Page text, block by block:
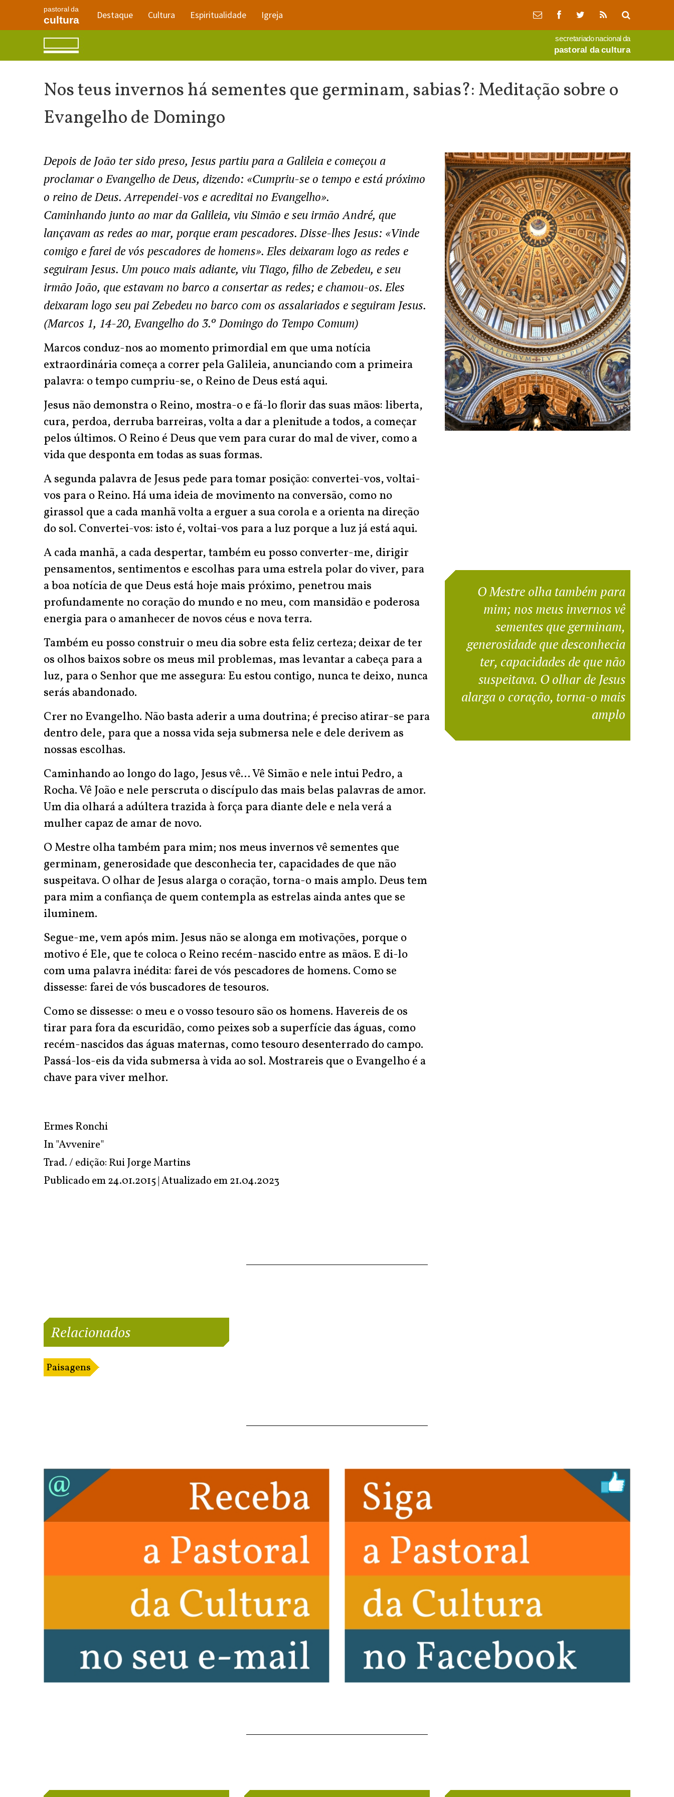
pastoral da
cultura Destaque Cultura Espiritualidade Igreja
secretariado nacional da
pastoral da cultura
Nos teus invernos há sementes que germinam, sabias?: Meditação sobre o
Evangelho de Domingo
Depois de João ter sido preso, Jesus partiu para a Galileia e começou a
proclamar o Evangelho de Deus, dizendo: «Cumpriu-se o tempo e está próximo
o reino de Deus. Arrependei-vos e acreditai no Evangelho».
Caminhando junto ao mar da Galileia, viu Simão e seu irmão André, que
lançavam as redes ao mar, porque eram pescadores. Disse-lhes Jesus: «Vinde
comigo e farei de vós pescadores de homens». Eles deixaram logo as redes e
seguiram Jesus. Um pouco mais adiante, viu Tiago, filho de Zebedeu, e seu
irmão João, que estavam no barco a consertar as redes; e chamou-os. Eles
deixaram logo seu pai Zebedeu no barco com os assalariados e seguiram Jesus.
(Marcos 1, 14-20, Evangelho do 3.º Domingo do Tempo Comum)
Marcos conduz-nos ao momento primordial em que uma notícia
extraordinária começa a correr pela Galileia, anunciando com a primeira
palavra: o tempo cumpriu-se, o Reino de Deus está aqui.
Jesus não demonstra o Reino, mostra-o e fá-lo florir das suas mãos: liberta,
cura, perdoa, derruba barreiras, volta a dar a plenitude a todos, a começar
pelos últimos. O Reino é Deus que vem para curar do mal de viver, como a
vida que desponta em todas as suas formas.
A segunda palavra de Jesus pede para tomar posição: convertei-vos, voltai-
vos para o Reino. Há uma ideia de movimento na conversão, como no
girassol que a cada manhã volta a erguer a sua corola e a orienta na direção
do sol. Convertei-vos: isto é, voltai-vos para a luz porque a luz já está aqui.
A cada manhã, a cada despertar, também eu posso converter-me, dirigir
pensamentos, sentimentos e escolhas para uma estrela polar do viver, para
a boa notícia de que Deus está hoje mais próximo, penetrou mais
profundamente no coração do mundo e no meu, com mansidão e poderosa
energia para o amanhecer de novos céus e nova terra.
Também eu posso construir o meu dia sobre esta feliz certeza; deixar de ter
os olhos baixos sobre os meus mil problemas, mas levantar a cabeça para a
luz, para o Senhor que me assegura: Eu estou contigo, nunca te deixo, nunca
serás abandonado.
Crer no Evangelho. Não basta aderir a uma doutrina; é preciso atirar-se para
dentro dele, para que a nossa vida seja submersa nele e dele derivem as
nossas escolhas.
Caminhando ao longo do lago, Jesus vê... Vê Simão e nele intui Pedro, a
Rocha. Vê João e nele perscruta o discípulo das mais belas palavras de amor.
Um dia olhará a adúltera trazida à força para diante dele e nela verá a
mulher capaz de amar de novo.
O Mestre olha também para mim; nos meus invernos vê sementes que
germinam, generosidade que desconhecia ter, capacidades de que não
suspeitava. O olhar de Jesus alarga o coração, torna-o mais amplo. Deus tem
para mim a confiança de quem contempla as estrelas ainda antes que se
iluminem.
Segue-me, vem após mim. Jesus não se alonga em motivações, porque o
motivo é Ele, que te coloca o Reino recém-nascido entre as mãos. E di-lo
com uma palavra inédita: farei de vós pescadores de homens. Como se
dissesse: farei de vós buscadores de tesouros.
Como se dissesse: o meu e o vosso tesouro são os homens. Havereis de os
tirar para fora da escuridão, como peixes sob a superfície das águas, como
recém-nascidos das águas maternas, como tesouro desenterrado do campo.
Passá-los-eis da vida submersa à vida ao sol. Mostrareis que o Evangelho é a
chave para viver melhor.
Ermes Ronchi
In "Avvenire"
Trad. / edição: Rui Jorge Martins
Publicado em 24.01.2015 | Atualizado em21.04.2023
O Mestre olha também para
mim; nos meus invernos vê
sementes que germinam,
generosidade que desconhecia
ter, capacidades de que não
suspeitava. O olhar de Jesus
alarga o coração, torna-o mais
amplo
Relacionados
Paisagens